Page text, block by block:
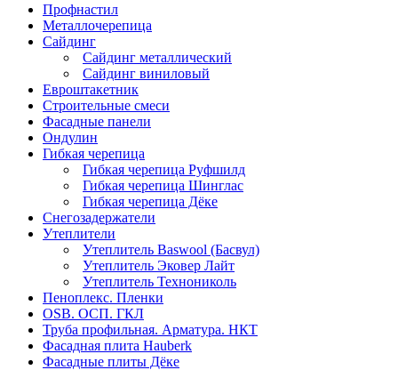
Профнастил
Металлочерепица
Сайдинг
Сайдинг металлический
Сайдинг виниловый
Евроштакетник
Строительные смеси
Фасадные панели
Ондулин
Гибкая черепица
Гибкая черепица Руфшилд
Гибкая черепица Шинглас
Гибкая черепица Дёке
Снегозадержатели
Утеплители
Утеплитель Baswool (Басвул)
Утеплитель Эковер Лайт
Утеплитель Технониколь
Пеноплекс. Пленки
OSB. ОСП. ГКЛ
Труба профильная. Арматура. НКТ
Фасадная плита Hauberk
Фасадные плиты Дёке